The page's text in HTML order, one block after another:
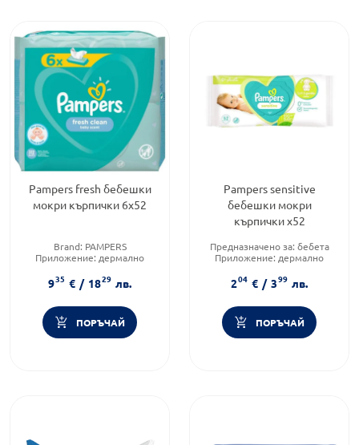
Pampers fresh бебешки
мокри кърпички 6х52
Brand: PAMPERS
Приложение: дермално
935 € / 1829 лв.
ПОРЪЧАЙ
Pampers sensitive
бебешки мокри
кърпички х52
Предназначено за: бебета
Приложение: дермално
кърпички
204 € / 399 лв.
ПОРЪЧАЙ